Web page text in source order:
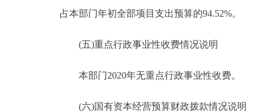
占本部门年初全部项目支出预算的94.52%。
(五)重点行政事业性收费情况说明
本部门2020年无重点行政事业性收费。
(六)国有资本经营预算财政拨款情况说明